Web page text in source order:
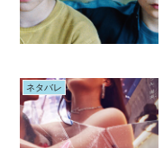
ネタバレ